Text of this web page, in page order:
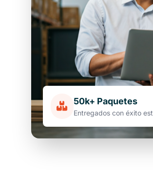
50k+ Paquetes
Entregados con éxito